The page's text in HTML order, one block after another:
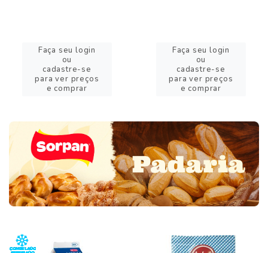
Faça seu login
ou
cadastre-se
para ver preços
e comprar
Faça seu login
ou
cadastre-se
para ver preços
e comprar